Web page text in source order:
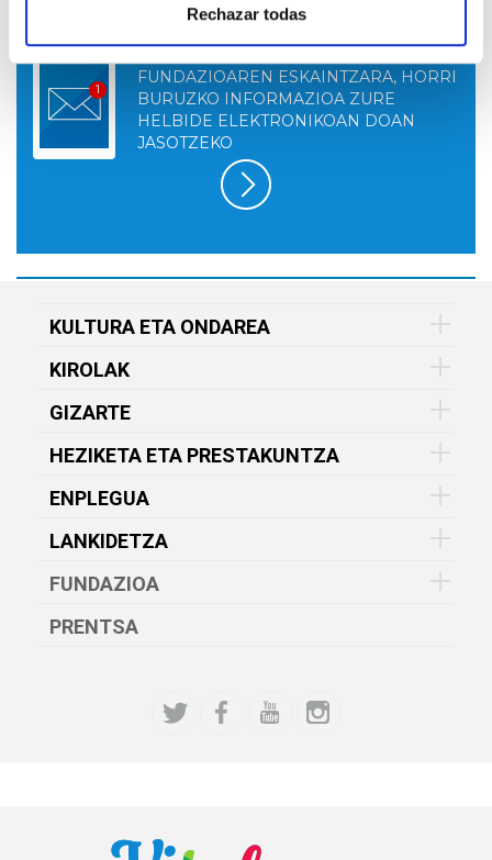
Rechazar todas
FUNDAZIOAREN ESKAINTZARA, HORRI
BURUZKO INFORMAZIOA ZURE
HELBIDE ELEKTRONIKOAN DOAN
JASOTZEKO
KULTURA ETA ONDAREA
KIROLAK
GIZARTE
HEZIKETA ETA PRESTAKUNTZA
ENPLEGUA
LANKIDETZA
FUNDAZIOA
PRENTSA